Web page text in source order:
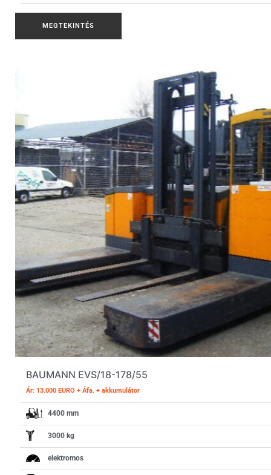
MEGTEKINTÉS
BAUMANN EVS/18-178/55
Ár: 13.000 EURO + Áfa. + akkumulátor
4400 mm
3000 kg
elektromos